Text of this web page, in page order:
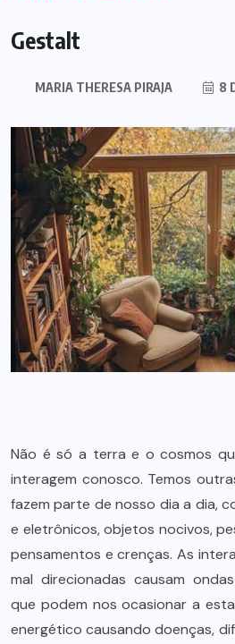
Gestalt
MARIA THERESA PIRAJA 8
Não é só a terra e o cosmos
interagem conosco. Temos
fazem parte de nosso dia a dia,
e eletrônicos, objetos nocivos,
pensamentos e crenças. As
mal direcionadas causam
que podem nos ocasionar a
energético causando doenças,